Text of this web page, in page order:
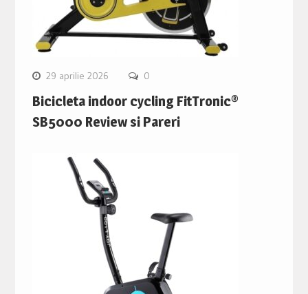
29 aprilie 2026 0
Bicicleta indoor cycling FitTronic®
SB5000 Review si Pareri